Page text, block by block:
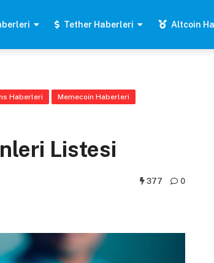
Tether Haberleri Altcoin
Haberleri Memecoin Haberleri
Listesi
377 0